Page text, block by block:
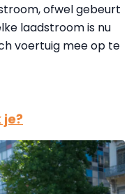
ofwel gebeurt
laadstroom is nu
voertuig mee op te